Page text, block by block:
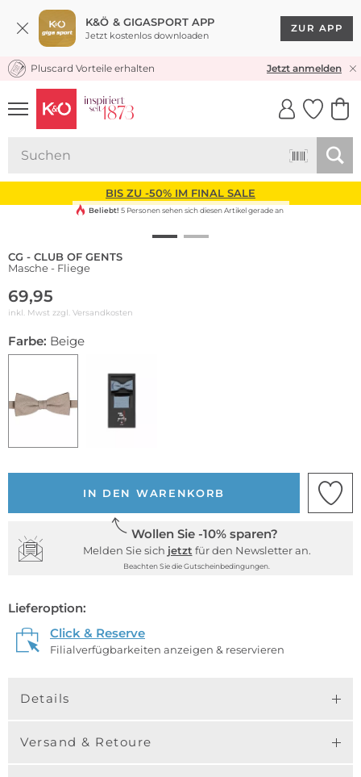
K&Ö & GIGASPORT APP
Jetzt kostenlos downloaden
ZUR APP
KOSTENLOSER VERSAND* & RÜCKVERSAND
Pluscard Vorteile erhalten Jetzt anmelden
UNSERE APP
CLICK &
BIS ZU -50% IM FINAL SALE
Beliebt! 5 Personen sehen sich diesen Artikel gerade an
CG - CLUB OF GENTS
Masche - Fliege
69,95
inkl. Mwst zzgl. Versandkosten
Farbe: Beige
IN DEN WARENKORB
Wollen Sie -10% sparen?
Melden Sie sich jetzt für den Newsletter an.
Beachten Sie die Gutscheinbedingungen.
Lieferoption:
Click & Reserve
Filialverfügbarkeiten anzeigen & reservieren
Details
Versand & Retoure